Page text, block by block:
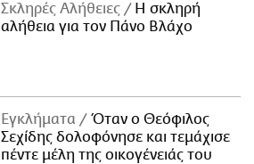
Σκληρές Αλήθειες
H σκληρή
αλήθεια για τον Πάνο Βλάχο
Εγκλήματα
Όταν ο Θεόφιλος
Σεχίδης δολοφόνησε και τεμάχισε
πέντε μέλη της οικογένειάς του